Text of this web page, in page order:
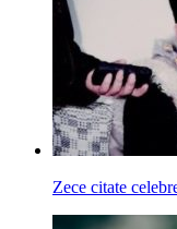
Zece citate